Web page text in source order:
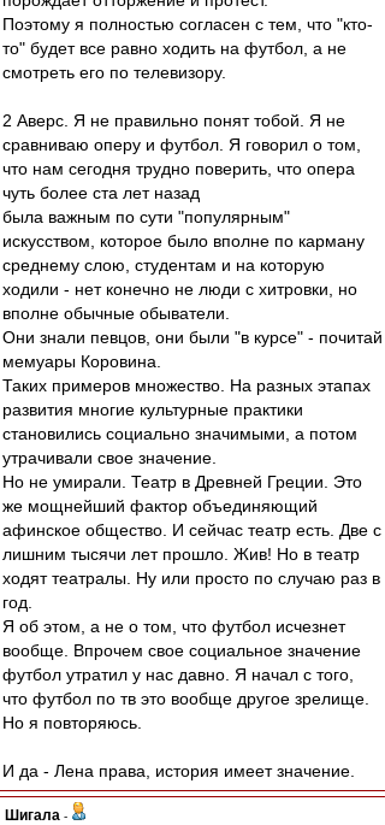
Поэтому я полностью согласен с тем, что "кто-
то" будет все равно ходить на футбол, а не
смотреть его по телевизору.
2 Аверс. Я не правильно понят тобой. Я не
сравниваю оперу и футбол. Я говорил о том,
что нам сегодня трудно поверить, что опера
чуть более ста лет назад
была важным по сути "популярным"
искусством, которое было вполне по карману
среднему слою, студентам и на которую
ходили - нет конечно не люди с хитровки, но
вполне обычные обыватели.
Они знали певцов, они были "в курсе" - почитай
мемуары Коровина.
Таких примеров множество. На разных этапах
развития многие культурные практики
становились социально значимыми, а потом
утрачивали свое значение.
Но не умирали. Театр в Древней Греции. Это
же мощнейший фактор объединяющий
афинское общество. И сейчас театр есть. Две с
лишним тысячи лет прошло. Жив! Но в театр
ходят театралы. Ну или просто по случаю раз в
год.
Я об этом, а не о том, что футбол исчезнет
вообще. Впрочем свое социальное значение
футбол утратил у нас давно. Я начал с того,
что футбол по тв это вообще другое зрелище.
Но я повторяюсь.
И да - Лена права, история имеет значение.
Шигала -